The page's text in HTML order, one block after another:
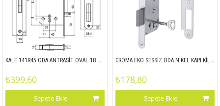
KALE 141R45 ODA ANTRASİT OVAL 18 MM 90x45 141R MP27
₺399,60
Sepete Ekle
CROMA EKO SESSİZ ODA NİKEL KAPI KİLİDİ OVAL 18MM 45x90
₺178,80
Sepete Ekle